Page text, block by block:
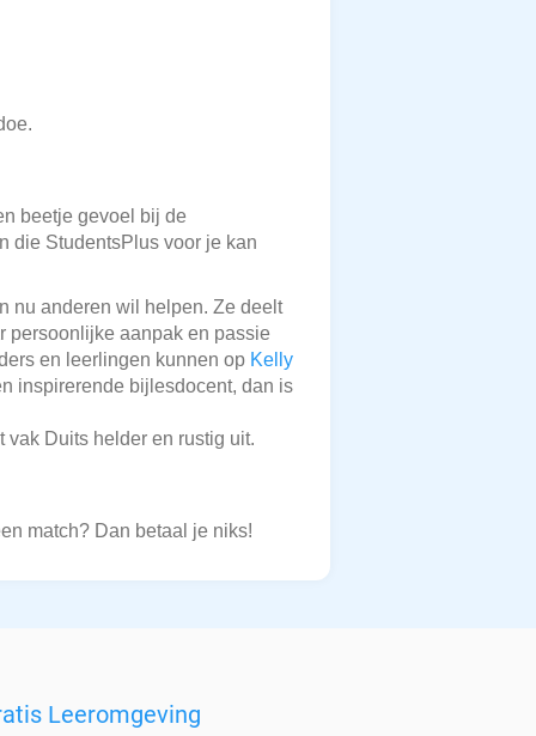
beetje gevoel bij de
die StudentsPlus voor je kan
nu anderen wil helpen. Ze deelt
persoonlijke aanpak en passie
en leerlingen kunnen op Kelly
inspirerende bijlesdocent, dan is
vak Duits helder en rustig uit.
match? Dan betaal je niks!
Leeromgeving